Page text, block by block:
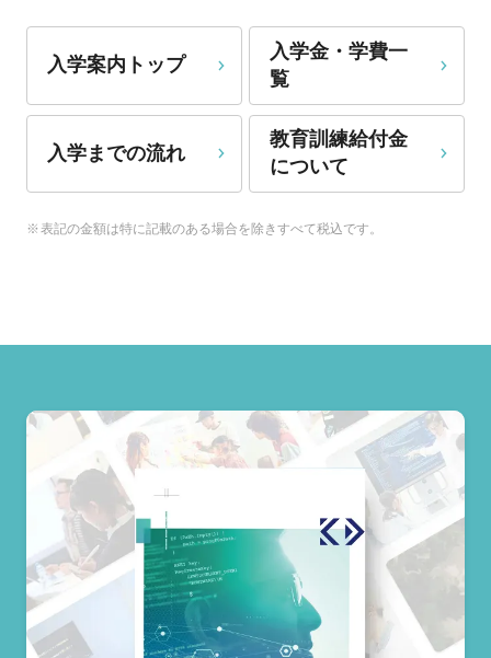
入学案内トップ
入学金・学費一
覧
入学までの流れ
教育訓練給付金
について
表記の金額は特に記載のある場合を除きすべて税込です。